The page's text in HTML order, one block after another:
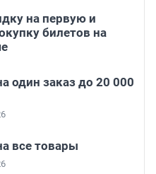
на первую и
билетов на
один заказ до 20 000
все товары